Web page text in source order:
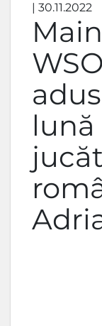
| 30.11.2022
lună